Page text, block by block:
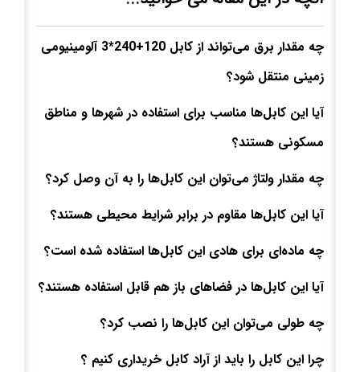
چه مقدار برق می‌تواند از کابل 120+240*3 آلومینیومی
زمینی منتقل شود؟
آیا این کابل‌ها مناسب برای استفاده در شهرها و مناطق
مسکونی هستند؟
چه مقدار ولتاژ می‌توان این کابل‌ها را به آن وصل کرد؟
آیا این کابل‌ها مقاوم در برابر شرایط محیطی هستند؟
چه ماده‌ای برای هادی این کابل‌ها استفاده شده است؟
آیا این کابل‌ها در فضاهای باز هم قابل استفاده هستند؟
چه طولی می‌توان این کابل‌ها را نصب کرد؟
چرا این کابل را باید از آراد کابل خریداری کنیم ؟